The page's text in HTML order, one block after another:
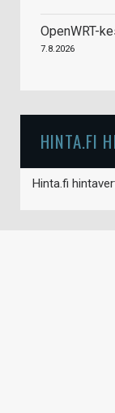
OpenWRT-
7.8.2026
HINTA.FI
Hinta.fi